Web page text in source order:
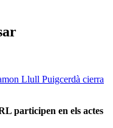
Llull Puigcerdà cierra
participen en els actes